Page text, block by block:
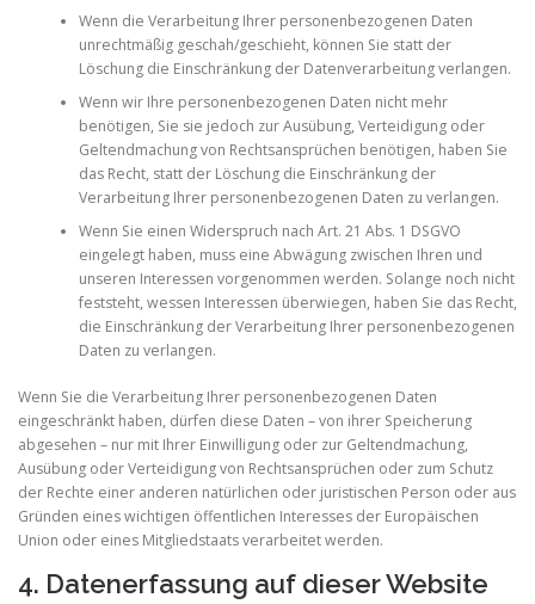
Wenn die Verarbeitung Ihrer personenbezogenen Daten
unrechtmäßig geschah/geschieht, können Sie statt der
Löschung die Einschränkung der Datenverarbeitung verlangen.
Wenn wir Ihre personenbezogenen Daten nicht mehr
benötigen, Sie sie jedoch zur Ausübung, Verteidigung oder
Geltendmachung von Rechtsansprüchen benötigen, haben Sie
das Recht, statt der Löschung die Einschränkung der
Verarbeitung Ihrer personenbezogenen Daten zu verlangen.
Wenn Sie einen Widerspruch nach Art. 21 Abs. 1 DSGVO
eingelegt haben, muss eine Abwägung zwischen Ihren und
unseren Interessen vorgenommen werden. Solange noch nicht
feststeht, wessen Interessen überwiegen, haben Sie das Recht,
die Einschränkung der Verarbeitung Ihrer personenbezogenen
Daten zu verlangen.
Wenn Sie die Verarbeitung Ihrer personenbezogenen Daten
eingeschränkt haben, dürfen diese Daten – von ihrer Speicherung
abgesehen – nur mit Ihrer Einwilligung oder zur Geltendmachung,
Ausübung oder Verteidigung von Rechtsansprüchen oder zum Schutz
der Rechte einer anderen natürlichen oder juristischen Person oder aus
Gründen eines wichtigen öffentlichen Interesses der Europäischen
Union oder eines Mitgliedstaats verarbeitet werden.
4. Datenerfassung auf dieser Website